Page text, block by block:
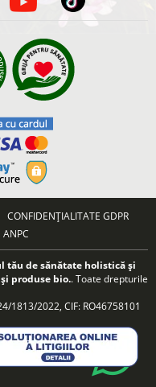
CONFIDENȚIALITATE GDPR
ANPC
tău de sănătate holistică și
produse bio.. Toate drepturile
1813/2022, CIF: RO46758101